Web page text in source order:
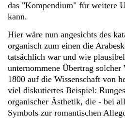
das "Kompendium" für weitere
kann.
Hier wäre nun angesichts des
organisch zum einen die
tatsächlich war und wie
unternommene Übertrag
1800 auf die Wissenschaft von
viel diskutiertes Beispiel:
organischer Ästhetik, die - bei
Symbols zur romantischen